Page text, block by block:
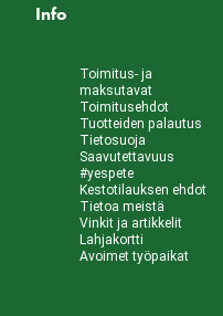
Info
Toimitus- ja
maksutavat
Toimitusehdot
Tuotteiden palautus
Tietosuoja
Saavutettavuus
#yespete
Kestotilauksen ehdot
Tietoa meistä
Vinkit ja artikkelit
Lahjakortti
Avoimet työpaikat